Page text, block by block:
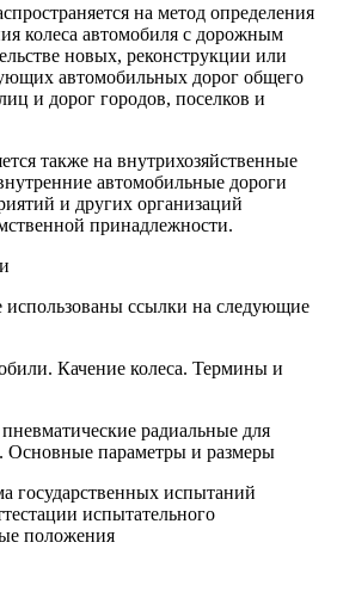
на метод определения
колеса автомобиля с дорожным
новых, реконструкции или
автомобильных дорог общего
и дорог городов, поселков и
также на внутрихозяйственные
автомобильные дороги
и других организаций
принадлежности.
использованы ссылки на следующие
Качение колеса. Термины и
радиальные для
Основные параметры и размеры
государственных испытаний
испытательного
положения